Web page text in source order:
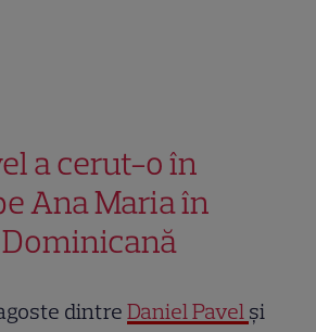
a cerut-o în
Ana Maria în
dintreDaniel Pavel și